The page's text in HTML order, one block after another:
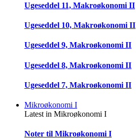
Ugeseddel 11, Makroøkonomi II
Ugeseddel 10, Makroøkonomi II
Ugeseddel 9, Makroøkonomi II
Ugeseddel 8, Makroøkonomi II
Ugeseddel 7, Makroøkonomi II
Mikroøkonomi I
Latest in Mikroøkonomi I
Noter til Mikroøkonomi I